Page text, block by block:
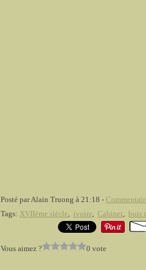
Posté par Alain Truong à 21:18 -
Tags: XVIIème siècle, ivoire, Cabinet, bois
Vous aimez ? 0 vote